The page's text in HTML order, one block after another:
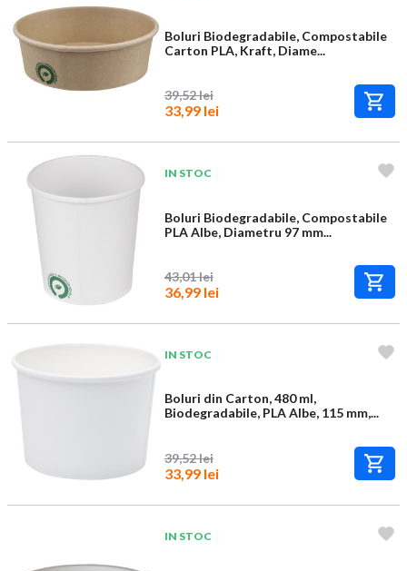
Boluri Biodegradabile, Compostabile
Carton PLA, Kraft, Diame...
39,52 lei
33,99 lei
IN STOC
Boluri Biodegradabile, Compostabile
PLA Albe, Diametru 97 mm...
43,01 lei
36,99 lei
IN STOC
Boluri din Carton, 480 ml,
Biodegradabile, PLA Albe, 115 mm,...
39,52 lei
33,99 lei
IN STOC